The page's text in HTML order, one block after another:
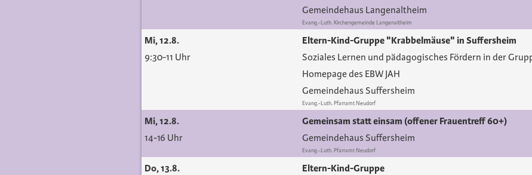
Gemeindehaus Langenaltheim
Evang.-Luth. Kirchengemeinde Langenaltheim
Mi, 12.8.
9:30-11 Uhr
Eltern-Kind-Gruppe "Krabbelmäuse" in Suffersheim
Soziales Lernen und pädagogisches Fördern in der
Homepage des EBW JAH
Gemeindehaus Suffersheim
Evang.-Luth. Pfarramt Neudorf
Mi, 12.8.
14-16 Uhr
Gemeinsam statt einsam (offener Frauentreff 60+)
Gemeindehaus Suffersheim
Evang.-Luth. Pfarramt Neudorf
Do, 13.8.
Eltern-Kind-Gruppe